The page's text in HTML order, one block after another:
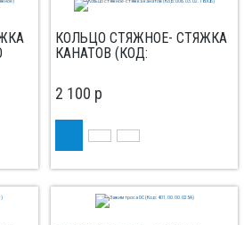
КОЛЬЦО СТЯЖНОЕ- СТЯЖКА
КАНАТОВ (КОД:
2 100 p